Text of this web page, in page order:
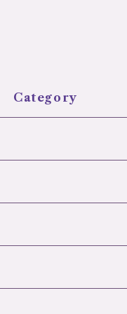
Category